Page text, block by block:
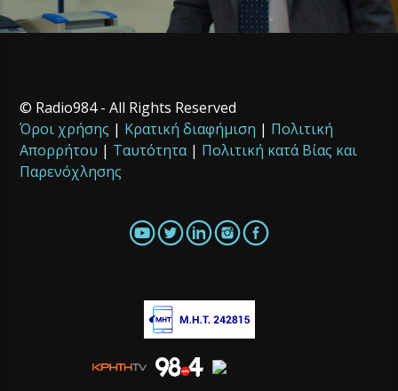
© Radio984 - All Rights Reserved
Όροι χρήσης | Κρατική διαφήμιση | Πολιτική
Απορρήτου | Ταυτότητα| Πολιτική κατά Βίας και
Παρενόχλησης